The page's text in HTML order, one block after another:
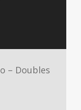
– Doubles